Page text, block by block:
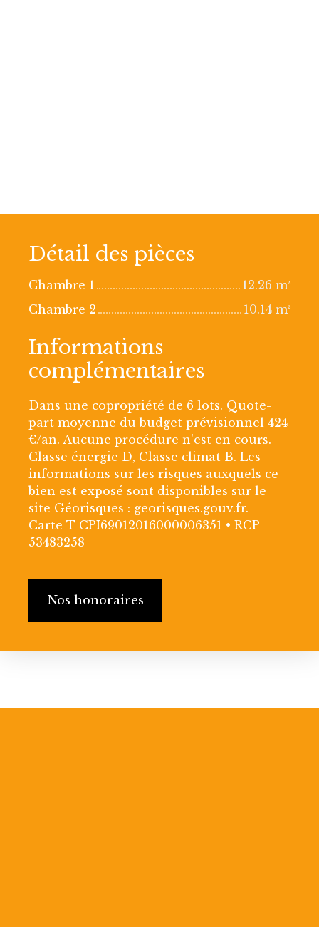
Détail des pièces
Chambre 1
12.26 m²
Chambre 2
10.14 m²
Informations
complémentaires
Dans une copropriété de 6 lots. Quote-
part moyenne du budget prévisionnel 424
€/an. Aucune procédure n'est en cours.
Classe énergie D, Classe climat B. Les
informations sur les risques auxquels ce
bien est exposé sont disponibles sur le
site Géorisques : georisques.gouv.fr.
Carte T CPI69012016000006351 • RCP
53483258
Nos honoraires